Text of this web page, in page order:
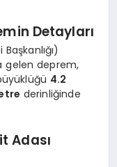
Detayları
gelen deprem,
4.2
derinliğinde
Adası